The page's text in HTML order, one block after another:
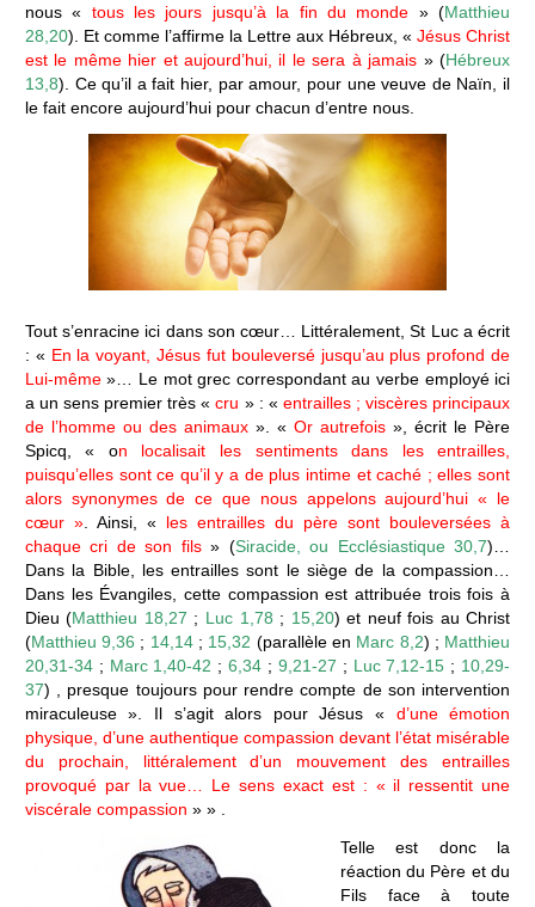
nous « tous les jours jusqu’à la fin du monde » (Matthieu
28,20). Et comme l’affirme la Lettre aux Hébreux, «Jésus Christ
est le même hier et aujourd’hui, il le sera à jamais » (Hébreux
13,8). Ce qu’il a fait hier, par amour, pour une veuve de Naïn, il
le fait encore aujourd’hui pour chacun d’entre nous.
Tout s’enracine ici dans son cœur… Littéralement, St Luc a écrit
: « En la voyant, Jésus fut bouleversé jusqu’au plus profond de
Lui-même»… Le mot grec correspondant au verbe employé ici
a un sens premier très « cru » : « entrailles ; viscères principaux
de l’homme ou des animaux». «Or autrefois », écrit le Père
Spicq, « on localisait les sentiments dans les entrailles,
puisqu’elles sont ce qu’il y a de plus intime et caché ; elles sont
alors synonymes de ce que nous appelons aujourd’hui « le
cœur ». Ainsi, « les entrailles du père sont bouleversées à
chaque cri de son fils» (Siracide, ou Ecclésiastique 30,7)…
Dans la Bible, les entrailles sont le siège de la compassion…
Dans les Évangiles, cette compassion est attribuée trois fois à
Dieu (Matthieu 18,27 ; Luc 1,78 ; 15,20) et neuf fois au Christ
(Matthieu 9,36 ; 14,14; 15,32 (parallèle en Marc 8,2) ; Matthieu
20,31-34; Marc 1,40-42 ;6,34 ; 9,21-27 ; Luc 7,12-15 ; 10,29-
37) , presque toujours pour rendre compte de son intervention
miraculeuse ». Il s’agit alors pour Jésus « d’une émotion
physique, d’une authentique compassion devant l’état misérable
du prochain, littéralement d’un mouvement des entrailles
provoqué par la vue… Le sens exact est : « il ressentit une
viscérale compassion » » .
Telle est donc la
réaction du Père et du
Fils face à toute